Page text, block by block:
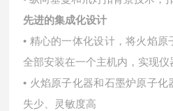
先进的集成化设计
• 精心的一体化设计，将火焰
全部安装在一个主机内，实现仪
• 火焰原子化器和石墨炉原子
失少、灵敏度高